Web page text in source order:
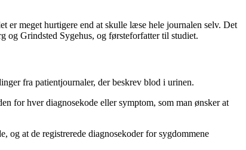
er meget hurtigere end at skulle læse hele journalen selv. Det
og Grindsted Sygehus, og førsteforfatter til studiet.
fra patientjournaler, der beskrev blod i urinen.
for hver diagnosekode eller symptom, som man ønsker at
og at de registrerede diagnosekoder for sygdommene